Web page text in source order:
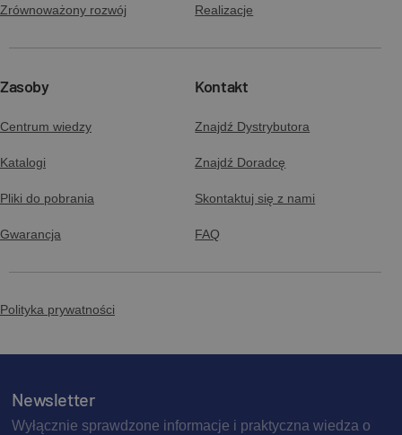
Zrównoważony rozwój Realizacje
Zasoby
Centrum wiedzy
Katalogi
Pliki do pobrania
Gwarancja
Kontakt
Znajdź Dystrybutora
Znajdź Doradcę
Skontaktuj się z nami
FAQ
Polityka prywatności
Newsletter
Wyłącznie sprawdzone informacje i praktyczna wiedza o